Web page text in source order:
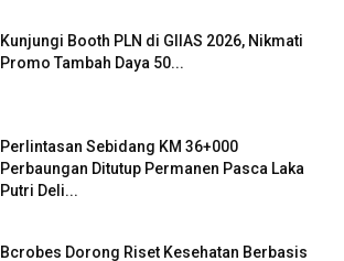
Kunjungi Booth PLN di GIIAS 2026, Nikmati
Promo Tambah Daya 50...
Perlintasan Sebidang KM 36+000
Perbaungan Ditutup Permanen Pasca Laka
Putri Deli...
Bcrobes Dorong Riset Kesehatan Berbasis